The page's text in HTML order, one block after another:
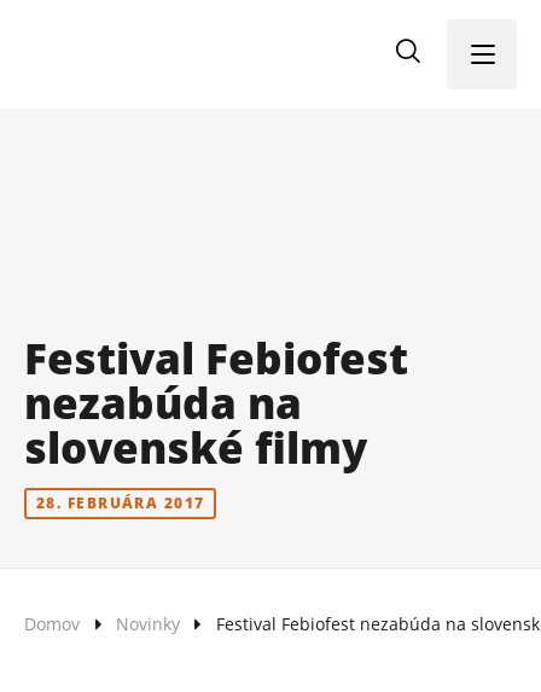
Menu
Festival Febiofest
nezabúda na
slovenské filmy
28. FEBRUÁRA 2017
Domov Novinky Festival Febiofest nezabúda na